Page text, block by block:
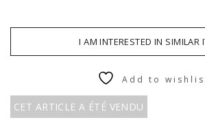
I AM INTERESTED IN SIMILAR
CET ARTICLE A ÉTÉ VENDU
Add to